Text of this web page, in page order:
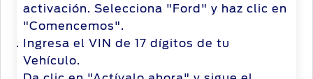
activación. Selecciona "Ford" y haz clic en
"Comencemos".
Ingresa el VIN de 17 dígitos de tu
Vehículo.